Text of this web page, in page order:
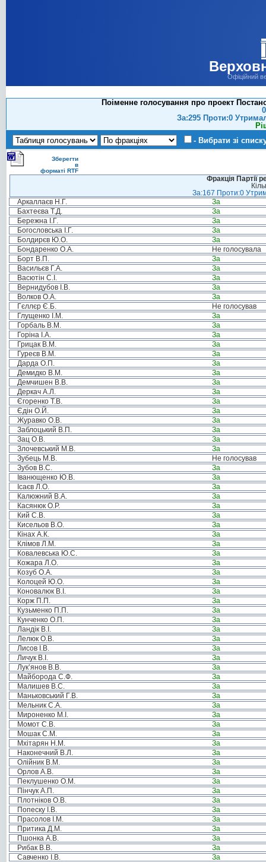
Офіційний
Поіменне голосування про проект
За:295 Проти:0
- Вибрати зі
Зберегти
в
форматі RTF
Фракція Партії
За:167 Проти:0
Аркаллаєв Н.Г.
За
Бахтеєва Т.Д.
За
Бережна І.Г.
За
Богословська І.Г.
За
Болдирєв Ю.О.
За
Бондаренко О.А.
Не голосувала
Борт В.П.
За
Васильєв Г.А.
За
Васютін С.І.
За
Вернидубов І.В.
За
Волков О.А.
За
Гєллєр Є.Б.
Не голосував
Глущенко І.М.
За
Горбаль В.М.
За
Горіна І.А.
За
Грицак В.М.
За
Гуреєв В.М.
За
Дарда О.П.
За
Демидко В.М.
За
Демчишен В.В.
За
Деркач А.Л.
За
Єгоренко Т.В.
За
Єдін О.Й.
За
Журавко О.В.
За
Заблоцький В.П.
За
Зац О.В.
За
Злочевський М.В.
За
Зубець М.В.
Не голосував
Зубов В.С.
За
Іванющенко Ю.В.
За
Ісаєв Л.О.
За
Калюжний В.А.
За
Касянюк О.Р.
За
Кий С.В.
За
Кисельов В.О.
За
Кінах А.К.
За
Клімов Л.М.
За
Ковалевська Ю.С.
За
Кожара Л.О.
За
Козуб О.А.
За
Колоцей Ю.О.
За
Коновалюк В.І.
За
Корж П.П.
За
Кузьменко П.П.
За
Кунченко О.П.
За
Ландік В.І.
За
Лелюк О.В.
За
Лисов І.В.
За
Личук В.І.
За
Лук’янов В.В.
За
Майборода С.Ф.
За
Малишев В.С.
За
Маньковський Г.В.
За
Мельник С.А.
За
Мироненко М.І.
За
Момот С.В.
За
Мошак С.М.
За
Мхітарян Н.М.
За
Наконечний В.Л.
За
Олійник В.М.
За
Орлов А.В.
За
Пеклушенко О.М.
За
Пінчук А.П.
За
Плотніков О.В.
За
Попеску І.В.
За
Прасолов І.М.
За
Притика Д.М.
За
Пшонка А.В.
За
Рибак В.В.
За
Савченко І.В.
За